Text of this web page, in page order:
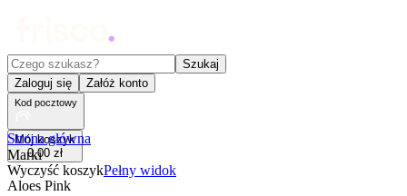
Czego szukasz?
Szukaj
Zaloguj się
Załóż konto
Kod pocztowy
Mój koszyk
0,00 zł
Wyczyść koszykPełny widok
Strona główna
Marki
Aloes Pink